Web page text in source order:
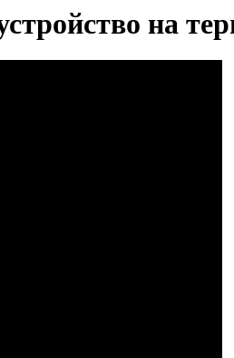
на